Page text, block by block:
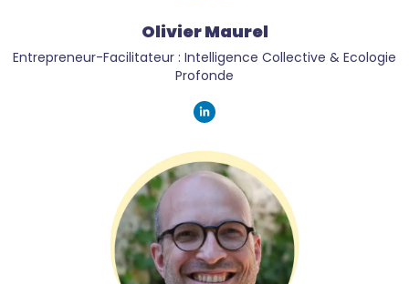
Olivier Maurel
Entrepreneur-Facilitateur : Intelligence Collective & Ecologie
Profonde